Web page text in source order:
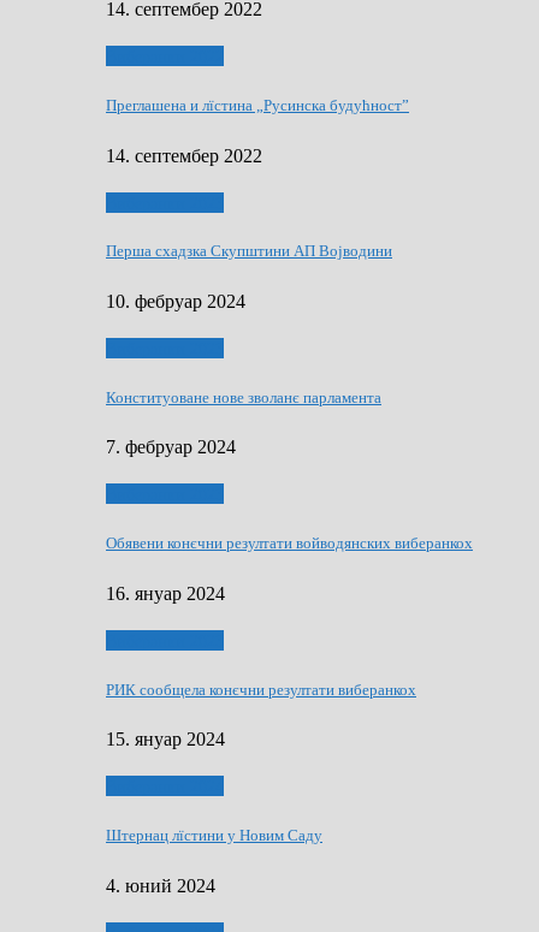
14. септембер 2022
Преглашена и лїстина „Русинска будућност”
14. септембер 2022
Перша схадзка Скупштини АП Војводини
10. фебруар 2024
Конституоване нове зволанє парламентa
7. фебруар 2024
Обявени конєчни резултати войводянских виберанкох
16. януар 2024
РИК сообщела конєчни резултати виберанкох
15. януар 2024
Штернац лїстини у Новим Саду
4. юний 2024